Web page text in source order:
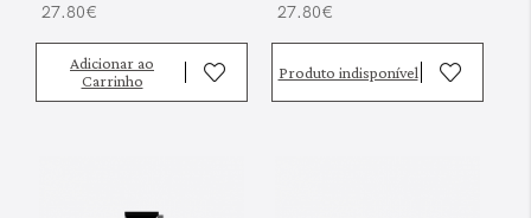
27.80€
Adicionar ao
Carrinho
27.80€
Produto indisponível